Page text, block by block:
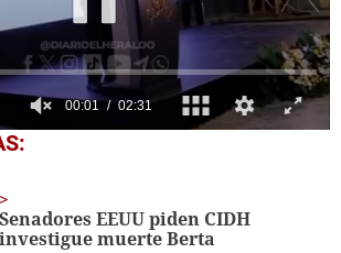
Senadores EEUU piden CIDH
investigue muerte Berta